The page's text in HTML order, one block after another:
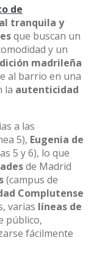
de
tranquila y
que buscan un
y un
madrileña
al barrio en una
la autenticidad
a las
5), Eugenia de
5 y 6), lo que
de Madrid
(campus de
Complutense
varias líneas de
público,
fácilmente